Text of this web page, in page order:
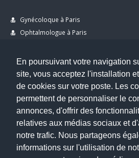
En poursuivant votre navigation
site, vous acceptez l'installation
de cookies sur votre poste. Les
permettent de personnaliser le
annonces, d'offrir des
relatives aux médias sociaux et
notre trafic. Nous partageons
informations sur l'utilisation de
Gynécoloque à Paris
Ophtalmologue à Paris
Dentiste à Paris
Copyright © 2026 . All Rights Reserved.
choisirunmedecin@gmail.com